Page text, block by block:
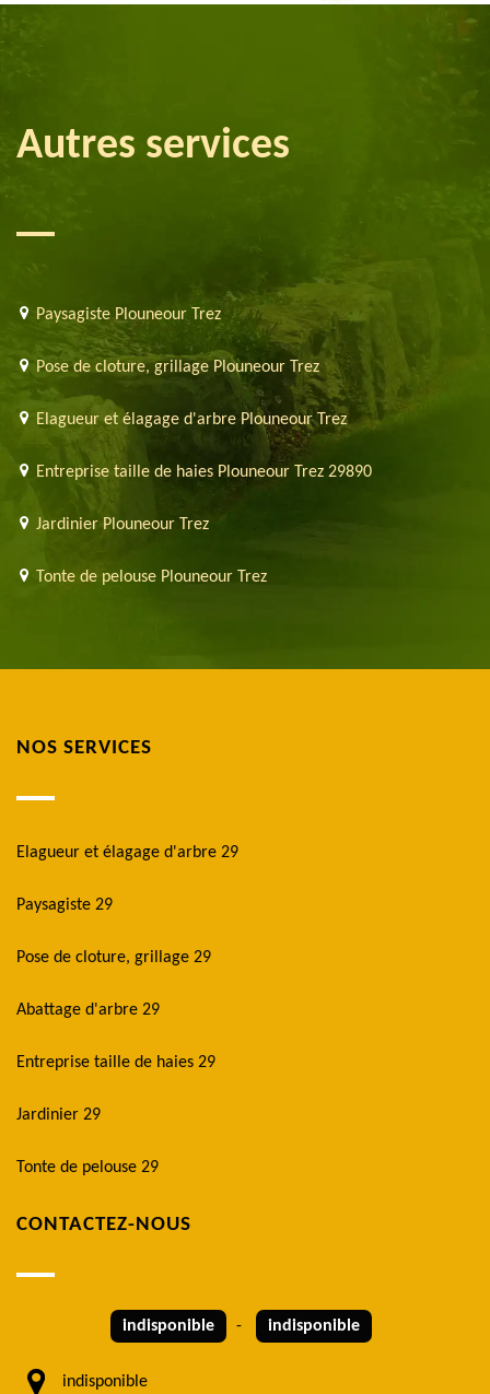
Autres services
Paysagiste Plouneour Trez
Pose de cloture, grillage Plouneour Trez
Elagueur et élagage d'arbre Plouneour Trez
Entreprise taille de haies Plouneour Trez 29890
Jardinier Plouneour Trez
Tonte de pelouse Plouneour Trez
NOS SERVICES
Elagueur et élagage d'arbre 29
Paysagiste 29
Pose de cloture, grillage 29
Abattage d'arbre 29
Entreprise taille de haies 29
Jardinier 29
Tonte de pelouse 29
CONTACTEZ-NOUS
indisponible - indisponible
indisponible